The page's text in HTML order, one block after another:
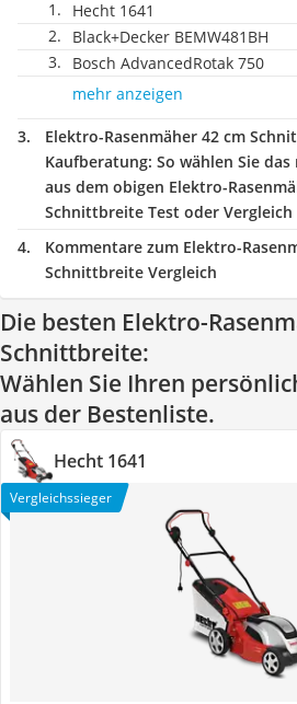
Hecht 1641
Black+Decker BEMW481BH
Bosch AdvancedRotak 750
mehr anzeigen
Elektro-Rasenmäher 42 cm
Kaufberatung: So wählen Sie
aus dem obigen Elektro-
Schnittbreite Test oder Vergleich
Kommentare zum Elektro-
Schnittbreite Vergleich
Die besten Elektro-
Schnittbreite:
Wählen Sie Ihren
aus der Bestenliste.
Hecht 1641
Vergleichssieger